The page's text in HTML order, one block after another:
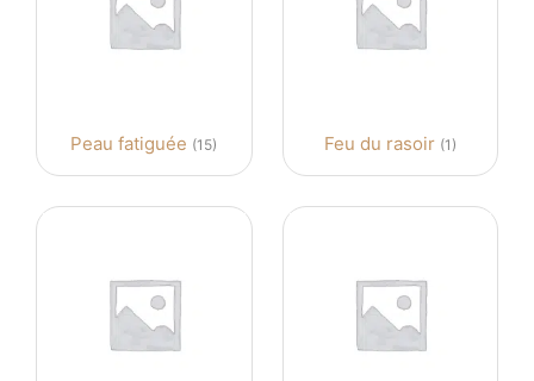
Peau fatiguée (15) Feu du rasoir (1)